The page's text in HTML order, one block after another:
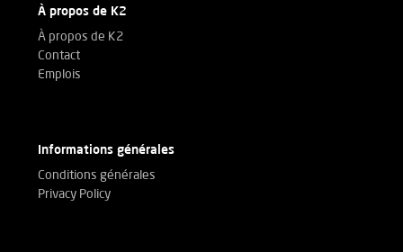
À propos de K2
À propos de K2
Contact
Emplois
Informations générales
Conditions générales
Privacy Policy